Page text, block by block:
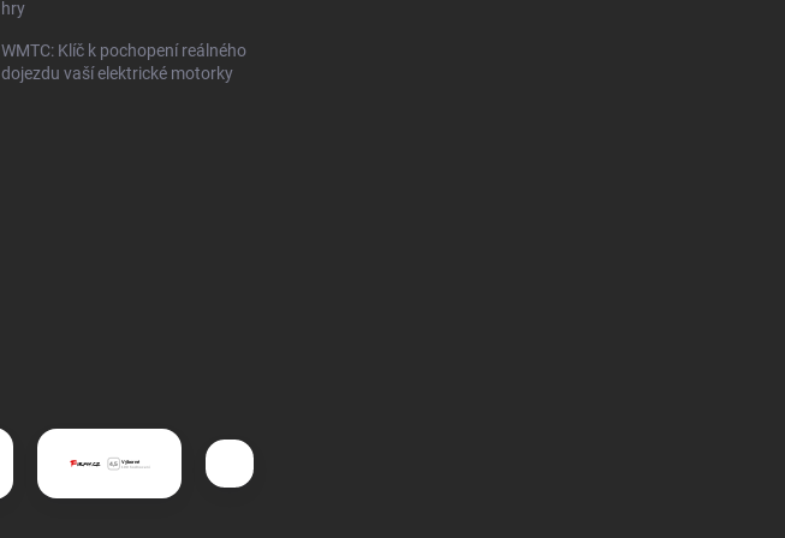
hry
WMTC: Klíč k pochopení reálného
dojezdu vaší elektrické motorky